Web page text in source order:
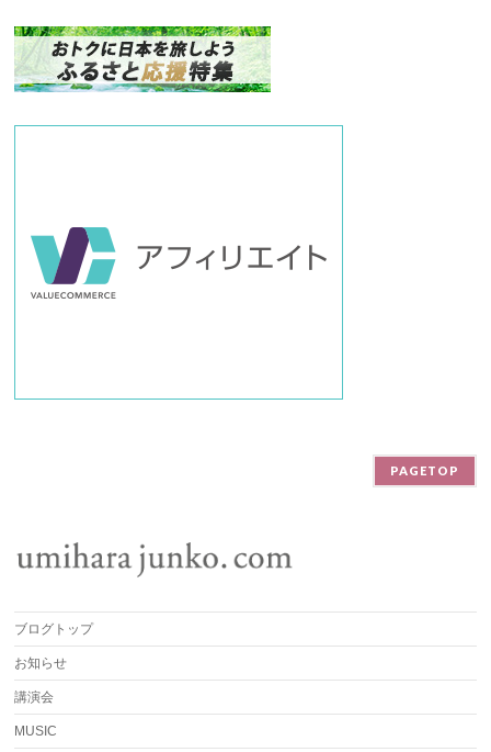
ン
バ
ー
PAGETOP
ブログトップ
お知らせ
講演会
MUSIC